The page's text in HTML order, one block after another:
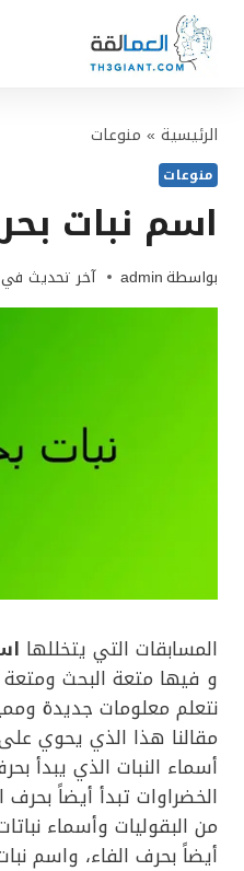
التجاوز
المحتوى
الرئيسية » منوعات
منوعات
اسم نبات
بواسطةadmin آخر تحديث في
المسابقات التي يتخللها
و فيها متعة البحث ومتعة
نتعلم معلومات جديدة
مقالنا هذا الذي يحوي
أسماء النبات الذي يبدأ
الخضراوات تبدأ أيضاً بحرف
من البقوليات وأسماء
أيضاً بحرف الفاء، واسم